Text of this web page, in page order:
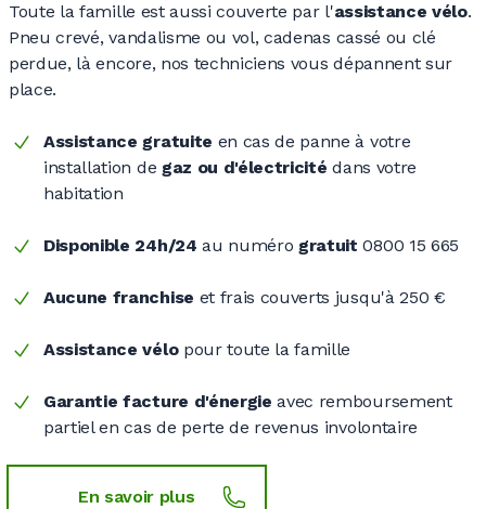
Toute la famille est aussi couverte par l'assistance vélo.
Pneu crevé, vandalisme ou vol, cadenas cassé ou clé
perdue, là encore, nos techniciens vous dépannent sur
place.
Assistance gratuite en cas de panne à votre
installation de gaz ou d'électricitédans votre
habitation
Disponible 24h/24 au numéro gratuit 0800 15 665
Aucune franchise et frais couverts jusqu'à 250 €
Assistance vélopour toute la famille
Garantie facture d'énergieavec remboursement
partiel en cas de perte de revenus involontaire
En savoir plus